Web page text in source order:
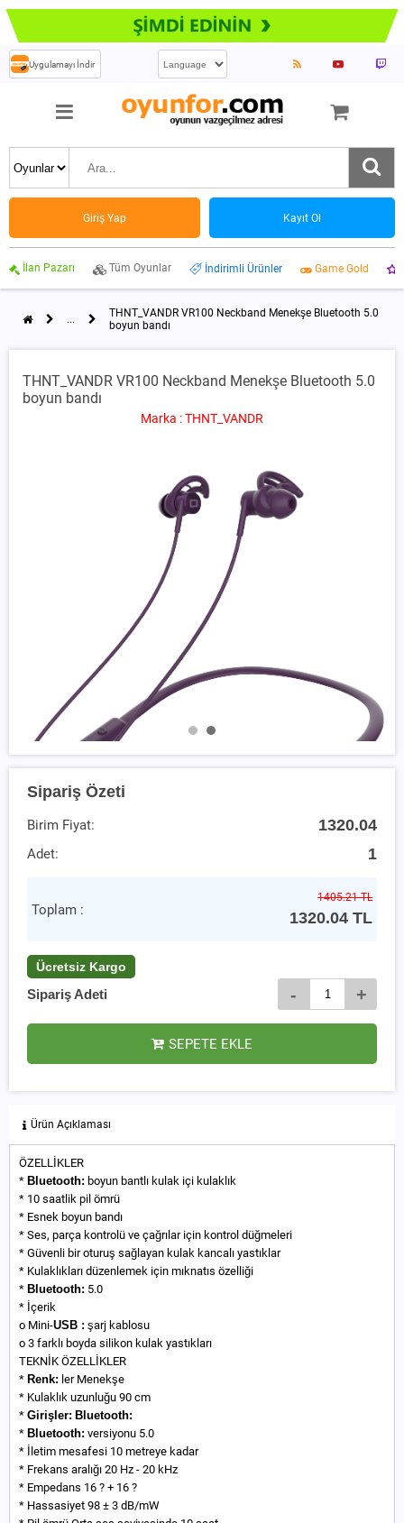
Uygulamayı İndir
Giriş Yap Kayıt Ol
İlan Pazarı Tüm Oyunlar İndirimli Ürünler Game Gold
...
THNT_VANDR VR100 Neckband Menekşe Bluetooth 5.0
boyun bandı
THNT_VANDR VR100 Neckband Menekşe Bluetooth 5.0
boyun bandı
Marka : THNT_VANDR
Sipariş Özeti
Birim Fiyat: 1320.04
Adet: 1
Toplam :
1405.21 TL
1320.04 TL
Ücretsiz Kargo
Sipariş Adeti - +
SEPETE EKLE
Ürün Açıklaması
ÖZELLİKLER
* Bluetooth: boyun bantlı kulak içi kulaklık
* 10 saatlik pil ömrü
* Esnek boyun bandı
* Ses, parça kontrolü ve çağrılar için kontrol düğmeleri
* Güvenli bir oturuş sağlayan kulak kancalı yastıklar
* Kulaklıkları düzenlemek için mıknatıs özelliği
* Bluetooth: 5.0
* İçerik
o Mini-USB : şarj kablosu
o 3 farklı boyda silikon kulak yastıkları
TEKNİK ÖZELLİKLER
* Renk: ler Menekşe
* Kulaklık uzunluğu 90 cm
* Girişler: Bluetooth:
* Bluetooth: versiyonu 5.0
* İletim mesafesi 10 metreye kadar
* Frekans aralığı 20 Hz - 20 kHz
* Empedans 16 ? + 16 ?
* Hassasiyet 98 ± 3 dB/mW